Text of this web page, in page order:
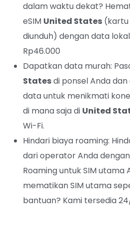
dalam waktu dekat?
eSIM United States (kartu
diunduh) dengan data
Rp46.000
Dapatkan data murah:
Statesdi ponsel Anda
data untuk menikmati
di mana saja di United
Wi-Fi.
Hindari biaya roaming:
dari operator Anda
Roaming untuk SIM utama
mematikan SIM utama
bantuan? Kami tersedia